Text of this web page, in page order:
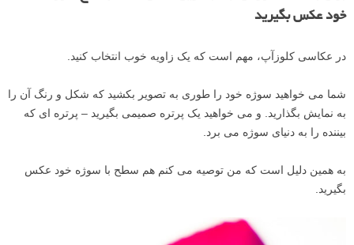
خود عکس بگیرید
در عکاسی کلوزآپ، مهم است که یک زاویه خوب انتخاب کنید.
شما می خواهید سوژه خود را طوری به تصویر بکشید که شکل و رنگ آن را
به نمایش بگذارید. و می خواهید یک پرتره صمیمی بگیرید – پرتره ای که
بیننده را به دنیای سوژه می برد.
به همین دلیل است که من توصیه می کنم هم سطح با سوژه خود عکس
بگیرید.